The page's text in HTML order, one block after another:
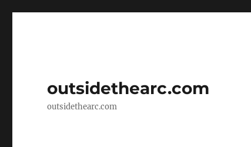
outsidethearc.com
outsidethearc.com